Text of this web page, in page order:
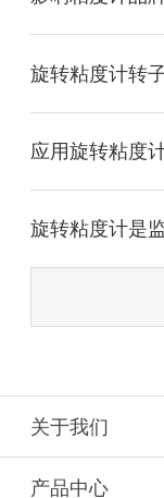
关于我们
产品中心